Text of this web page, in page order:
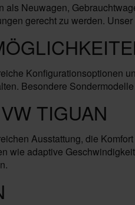
als Neuwagen,
gerecht zu werden.
Konfigurationsoptionen
Besondere
TIGUAN
Ausstattung, die
wie adaptive